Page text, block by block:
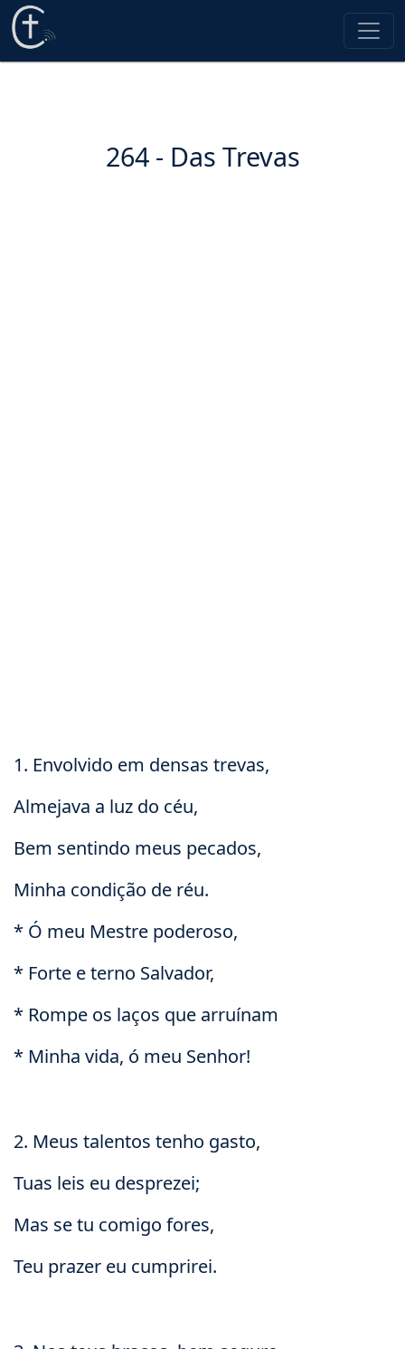
264 - Das Trevas
1. Envolvido em densas trevas,
Almejava a luz do céu,
Bem sentindo meus pecados,
Minha condição de réu.
* Ó meu Mestre poderoso,
* Forte e terno Salvador,
* Rompe os laços que arruínam
* Minha vida, ó meu Senhor!
2. Meus talentos tenho gasto,
Tuas leis eu desprezei;
Mas se tu comigo fores,
Teu prazer eu cumprirei.